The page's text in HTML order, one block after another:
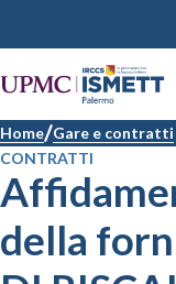
Home Gare e contratti
CONTRATTI
della